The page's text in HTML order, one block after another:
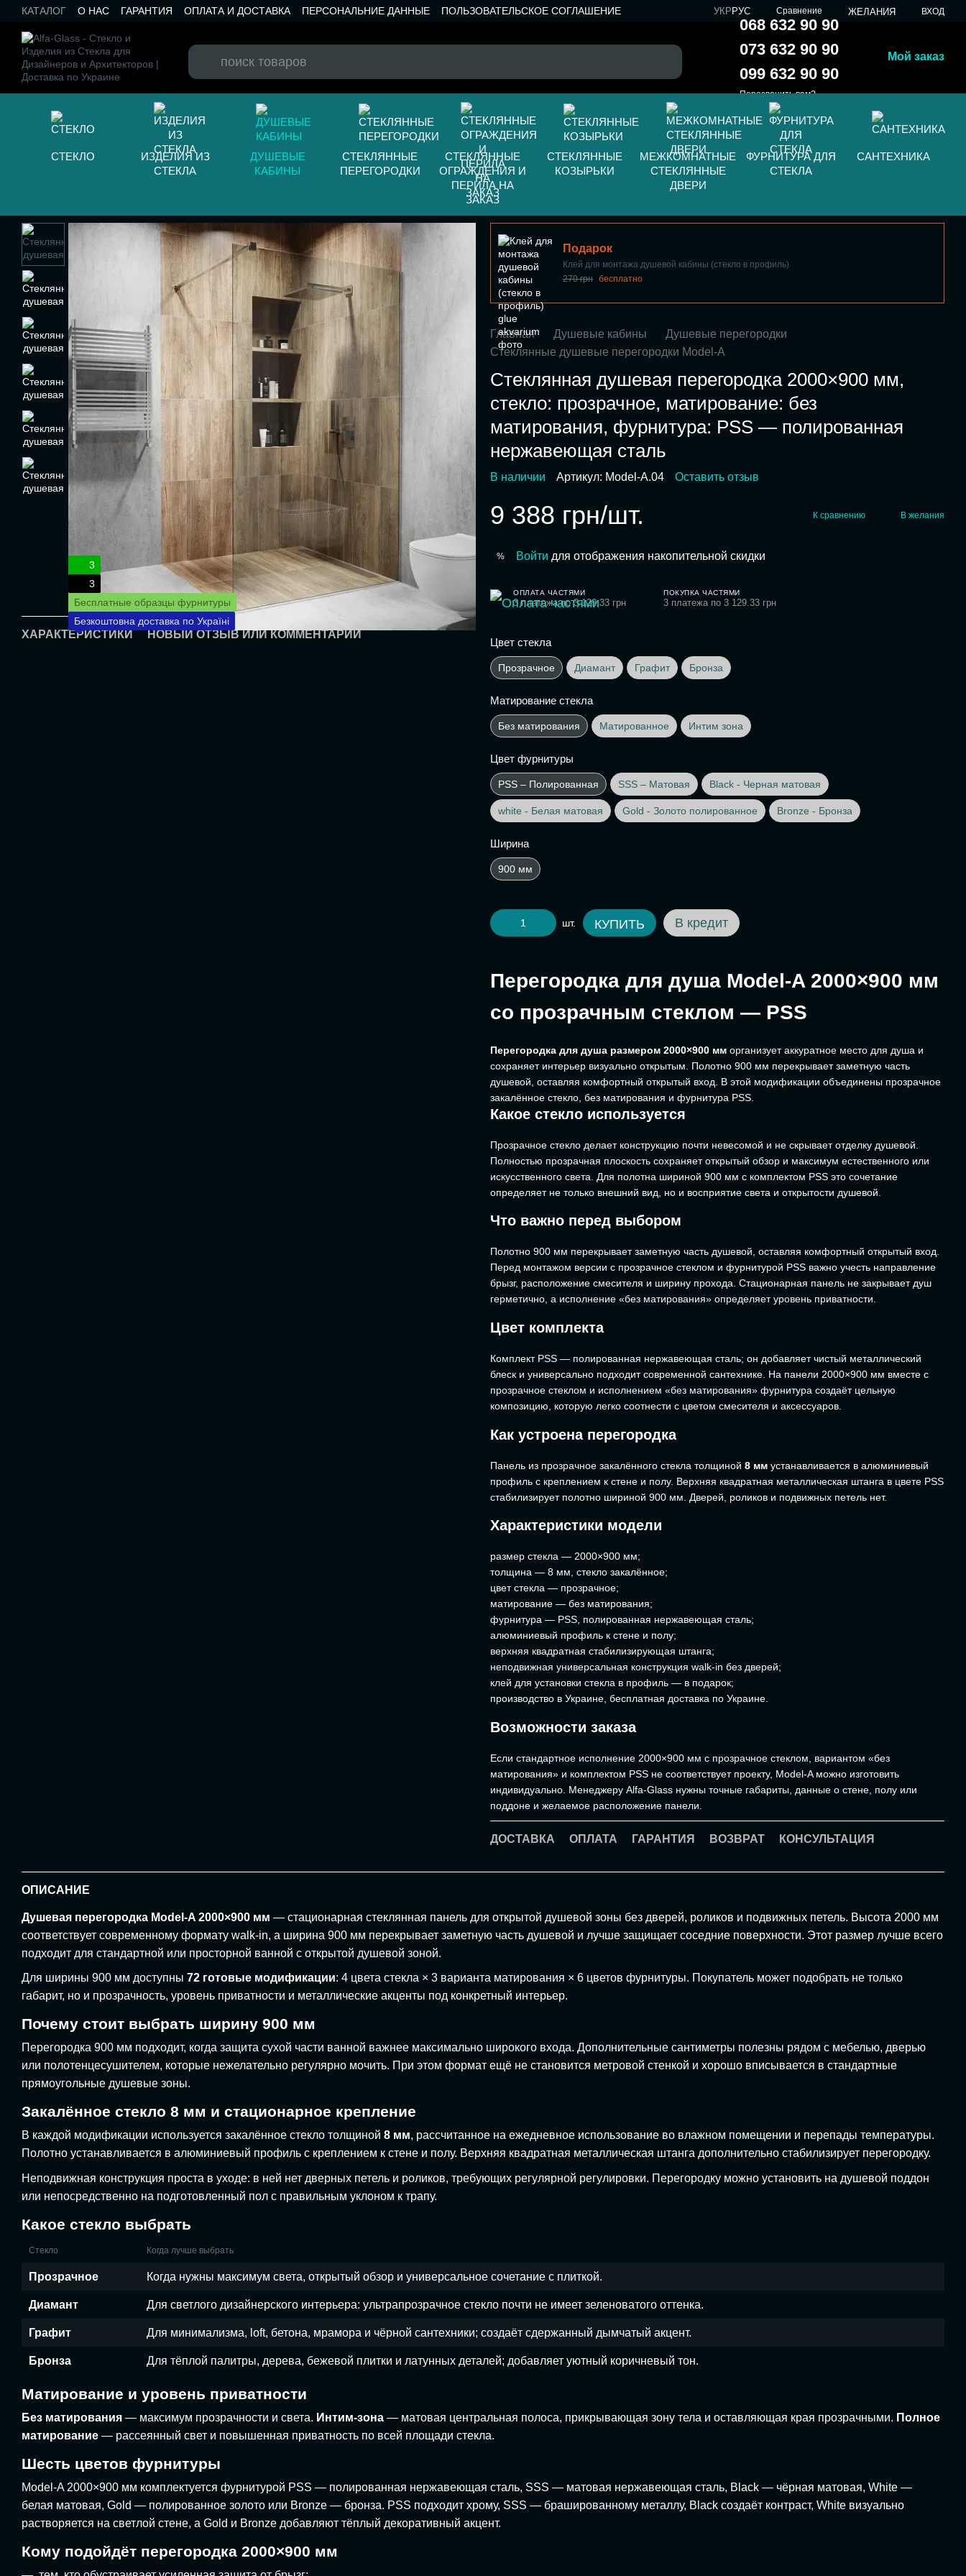
Перейти к основному контенту
КАТАЛОГ О НАС ГАРАНТИЯ ОПЛАТА И ДОСТАВКА ПЕРСОНАЛЬНИЕ ДАННЫЕ
ПОЛЬЗОВАТЕЛЬСКОЕ СОГЛАШЕНИЕ
УКРРУС Сравнение ЖЕЛАНИЯ ВХОД
068 632 90 90
073 632 90 90
099 632 90 90
Перезвонить вам?
Мой заказ
СТЕКЛО
ИЗДЕЛИЯ ИЗ
СТЕКЛА
ДУШЕВЫЕ
КАБИНЫ
СТЕКЛЯННЫЕ
ПЕРЕГОРОДКИ
СТЕКЛЯННЫЕ
ОГРАЖДЕНИЯ И
ПЕРИЛА НА
ЗАКАЗ
СТЕКЛЯННЫЕ
КОЗЫРЬКИ
МЕЖКОМНАТНЫЕ
СТЕКЛЯННЫЕ
ДВЕРИ
ФУРНИТУРА ДЛЯ
СТЕКЛА
САНТЕХНИКА
3
3
Бесплатные образцы фурнитуры
Безкоштовна доставка по Україні
ХАРАКТЕРИСТИКИ НОВЫЙ ОТЗЫВ ИЛИ КОММЕНТАРИЙ
Подарок
Клей для монтажа душевой кабины (стекло в профиль)
270 грн бесплатно
Главная Душевые кабины
Душевые перегородки
Стеклянные душевые перегородки Model-A
Стеклянная душевая перегородка 2000×900 мм,
стекло: прозрачное, матирование: без
матирования, фурнитура: PSS — полированная
нержавеющая сталь
В наличии Артикул: Model-A.04 Оставить отзыв
9 388 грн/шт. К сравнению В желания
% Войти для отображения накопительной скидки
ОПЛАТА ЧАСТЯМИ
3 платежа по 3 129.33 грн
ПОКУПКА ЧАСТЯМИ
3 платежа по 3 129.33 грн
Цвет стекла
Прозрачное Диамант Графит Бронза
Матирование стекла
Без матирования Матированное Интим зона
Цвет фурнитуры
PSS – Полированная SSS – Матовая Black - Черная матовая
white - Белая матовая Gold - Золото полированное Bronze - Бронза
Ширина
900 мм
шт. КУПИТЬ В кредит
Перегородка для душа Model-A 2000×900 мм
со прозрачным стеклом — PSS
Перегородка для душа размером 2000×900 мм организует аккуратное место для душа и
сохраняет интерьер визуально открытым. Полотно 900 мм перекрывает заметную часть
душевой, оставляя комфортный открытый вход. В этой модификации объединены прозрачное
закалённое стекло, без матирования и фурнитура PSS.
Какое стекло используется
Прозрачное стекло делает конструкцию почти невесомой и не скрывает отделку душевой.
Полностью прозрачная плоскость сохраняет открытый обзор и максимум естественного или
искусственного света. Для полотна шириной 900 мм с комплектом PSS это сочетание
определяет не только внешний вид, но и восприятие света и открытости душевой.
Что важно перед выбором
Полотно 900 мм перекрывает заметную часть душевой, оставляя комфортный открытый вход.
Перед монтажом версии с прозрачное стеклом и фурнитурой PSS важно учесть направление
брызг, расположение смесителя и ширину прохода. Стационарная панель не закрывает душ
герметично, а исполнение «без матирования» определяет уровень приватности.
Цвет комплекта
Комплект PSS — полированная нержавеющая сталь; он добавляет чистый металлический
блеск и универсально подходит современной сантехнике. На панели 2000×900 мм вместе с
прозрачное стеклом и исполнением «без матирования» фурнитура создаёт цельную
композицию, которую легко соотнести с цветом смесителя и аксессуаров.
Как устроена перегородка
Панель из прозрачное закалённого стекла толщиной 8 мм устанавливается в алюминиевый
профиль с креплением к стене и полу. Верхняя квадратная металлическая штанга в цвете PSS
стабилизирует полотно шириной 900 мм. Дверей, роликов и подвижных петель нет.
Характеристики модели
размер стекла — 2000×900 мм;
толщина — 8 мм, стекло закалённое;
цвет стекла — прозрачное;
матирование — без матирования;
фурнитура — PSS, полированная нержавеющая сталь;
алюминиевый профиль к стене и полу;
верхняя квадратная стабилизирующая штанга;
неподвижная универсальная конструкция walk-in без дверей;
клей для установки стекла в профиль — в подарок;
производство в Украине, бесплатная доставка по Украине.
Возможности заказа
Если стандартное исполнение 2000×900 мм с прозрачное стеклом, вариантом «без
матирования» и комплектом PSS не соответствует проекту, Model-A можно изготовить
индивидуально. Менеджеру Alfa-Glass нужны точные габариты, данные о стене, полу или
поддоне и желаемое расположение панели.
ДОСТАВКА ОПЛАТА ГАРАНТИЯ ВОЗВРАТ КОНСУЛЬТАЦИЯ
ОПИСАНИЕ
Душевая перегородка Model-A 2000×900 мм — стационарная стеклянная панель для открытой душевой зоны без дверей, роликов и подвижных петель. Высота 2000 мм
соответствует современному формату walk-in, а ширина 900 мм перекрывает заметную часть душевой и лучше защищает соседние поверхности. Этот размер лучше всего
подходит для стандартной или просторной ванной с открытой душевой зоной.
Для ширины 900 мм доступны 72 готовые модификации: 4 цвета стекла × 3 варианта матирования × 6 цветов фурнитуры. Покупатель может подобрать не только
габарит, но и прозрачность, уровень приватности и металлические акценты под конкретный интерьер.
Почему стоит выбрать ширину 900 мм
Перегородка 900 мм подходит, когда защита сухой части ванной важнее максимально широкого входа. Дополнительные сантиметры полезны рядом с мебелью, дверью
или полотенцесушителем, которые нежелательно регулярно мочить. При этом формат ещё не становится метровой стенкой и хорошо вписывается в стандартные
прямоугольные душевые зоны.
Закалённое стекло 8 мм и стационарное крепление
В каждой модификации используется закалённое стекло толщиной 8 мм, рассчитанное на ежедневное использование во влажном помещении и перепады температуры.
Полотно устанавливается в алюминиевый профиль с креплением к стене и полу. Верхняя квадратная металлическая штанга дополнительно стабилизирует перегородку.
Неподвижная конструкция проста в уходе: в ней нет дверных петель и роликов, требующих регулярной регулировки. Перегородку можно установить на душевой поддон
или непосредственно на подготовленный пол с правильным уклоном к трапу.
Какое стекло выбрать
Стекло Когда лучше выбрать
Прозрачное Когда нужны максимум света, открытый обзор и универсальное сочетание с плиткой.
Диамант Для светлого дизайнерского интерьера: ультрапрозрачное стекло почти не имеет зеленоватого оттенка.
Графит Для минимализма, loft, бетона, мрамора и чёрной сантехники; создаёт сдержанный дымчатый акцент.
Бронза Для тёплой палитры, дерева, бежевой плитки и латунных деталей; добавляет уютный коричневый тон.
Матирование и уровень приватности
Без матирования — максимум прозрачности и света. Интим-зона — матовая центральная полоса, прикрывающая зону тела и оставляющая края прозрачными. Полное
матирование — рассеянный свет и повышенная приватность по всей площади стекла.
Шесть цветов фурнитуры
Model-A 2000×900 мм комплектуется фурнитурой PSS — полированная нержавеющая сталь, SSS — матовая нержавеющая сталь, Black — чёрная матовая, White —
белая матовая, Gold — полированное золото или Bronze — бронза. PSS подходит хрому, SSS — брашированному металлу, Black создаёт контраст, White визуально
растворяется на светлой стене, а Gold и Bronze добавляют тёплый декоративный акцент.
Кому подойдёт перегородка 2000×900 мм